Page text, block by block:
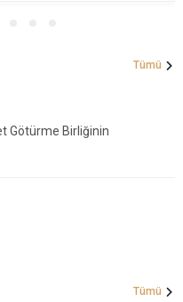
Tümü
Götürme Birliğinin
Tümü